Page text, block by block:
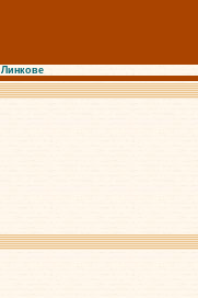
Линкове